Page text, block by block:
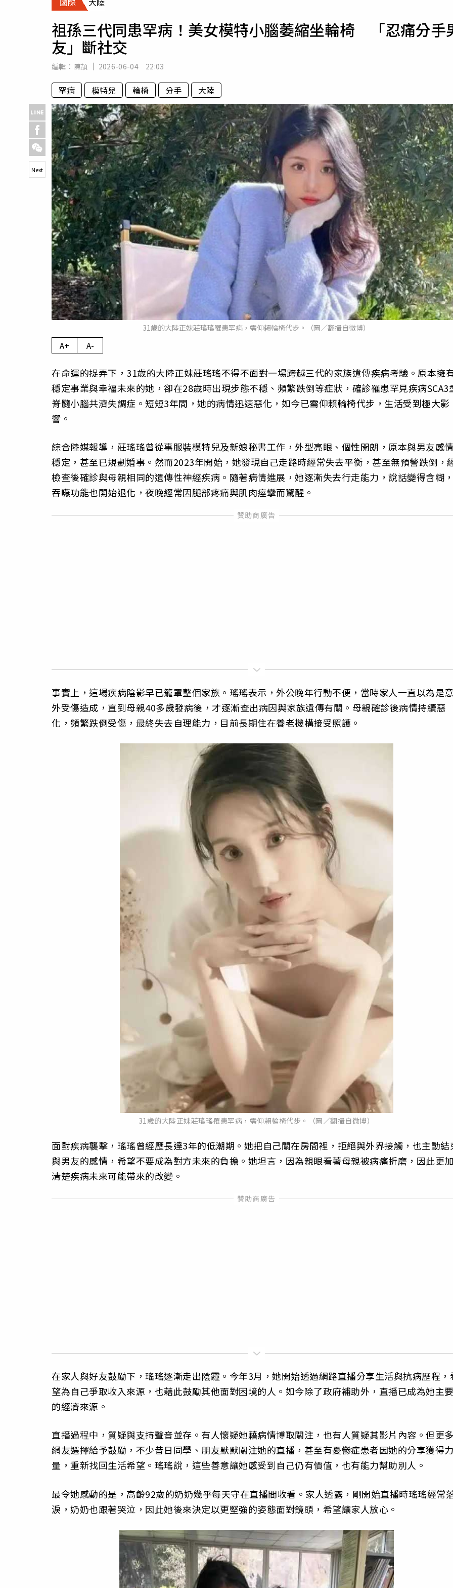
專欄
運勢
祖孫三代同患罕病！美女模特小腦萎縮坐輪椅 「忍痛分手
友」斷社交
編輯： 陳頡 2026-06-04 22:03
罕病 模特兒 輪椅 分手 大陸
31歲的大陸正妹莊瑤瑤罹患罕病，需仰賴輪椅代步。（圖／翻攝自微博）
Next
A+ A-
在命運的捉弄下，31歲的大陸正妹莊瑤瑤不得不面對一場跨越三代的家族遺傳疾病考驗。原本擁
穩定事業與幸福未來的她，卻在28歲時出現步態不穩、頻繁跌倒等症狀，確診罹患罕見疾病SCA3
脊髓小腦共濟失調症。短短3年間，她的病情迅速惡化，如今已需仰賴輪椅代步，生活受到極大影
響。
綜合陸媒報導，莊瑤瑤曾從事服裝模特兒及新娘秘書工作，外型亮眼、個性開朗，原本與男友感
穩定，甚至已規劃婚事。然而2023年開始，她發現自己走路時經常失去平衡，甚至無預警跌倒，
檢查後確診與母親相同的遺傳性神經疾病。隨著病情進展，她逐漸失去行走能力，說話變得含糊
吞嚥功能也開始退化，夜晚經常因腿部疼痛與肌肉痙攣而驚醒。
事實上，這場疾病陰影早已籠罩整個家族。瑤瑤表示，外公晚年行動不便，當時家人一直以為是
外受傷造成，直到母親40多歲發病後，才逐漸查出病因與家族遺傳有關。母親確診後病情持續惡
化，頻繁跌倒受傷，最終失去自理能力，目前長期住在養老機構接受照護。
31歲的大陸正妹莊瑤瑤罹患罕病，需仰賴輪椅代步。（圖／翻攝自微博）
面對疾病襲擊，瑤瑤曾經歷長達3年的低潮期。她把自己關在房間裡，拒絕與外界接觸，也主動結
與男友的感情，希望不要成為對方未來的負擔。她坦言，因為親眼看著母親被病痛折磨，因此更
清楚疾病未來可能帶來的改變。
在家人與好友鼓勵下，瑤瑤逐漸走出陰霾。今年3月，她開始透過網路直播分享生活與抗病歷程，
望為自己爭取收入來源，也藉此鼓勵其他面對困境的人。如今除了政府補助外，直播已成為她主
的經濟來源。
直播過程中，質疑與支持聲音並存。有人懷疑她藉病情博取關注，也有人質疑其影片內容。但更
網友選擇給予鼓勵，不少昔日同學、朋友默默關注她的直播，甚至有憂鬱症患者因她的分享獲得
量，重新找回生活希望。瑤瑤說，這些善意讓她感受到自己仍有價值，也有能力幫助別人。
最令她感動的是，高齡92歲的奶奶幾乎每天守在直播間收看。家人透露，剛開始直播時瑤瑤經常
淚，奶奶也跟著哭泣，因此她後來決定以更堅強的姿態面對鏡頭，希望讓家人放心。